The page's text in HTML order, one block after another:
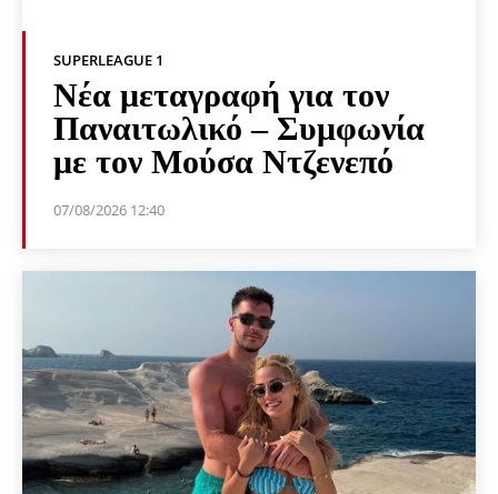
SUPERLEAGUE 1
Νέα μεταγραφή για τον
Παναιτωλικό – Συμφωνία
με τον Μούσα Ντζενεπό
07/08/2026 12:40